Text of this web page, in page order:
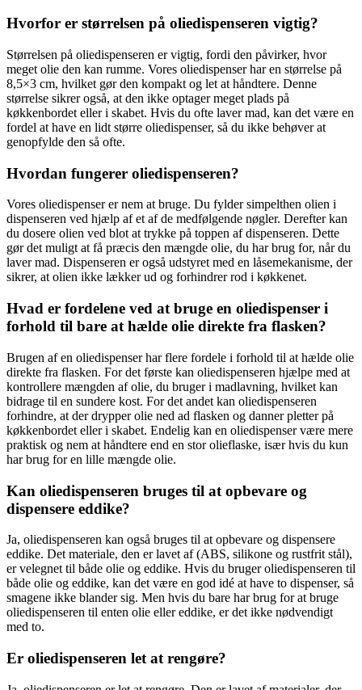
Hvorfor er størrelsen på oliedispenseren vigtig?
Størrelsen på oliedispenseren er vigtig, fordi den påvirker, hvor
meget olie den kan rumme. Vores oliedispenser har en størrelse på
8,5×3 cm, hvilket gør den kompakt og let at håndtere. Denne
størrelse sikrer også, at den ikke optager meget plads på
køkkenbordet eller i skabet. Hvis du ofte laver mad, kan det være en
fordel at have en lidt større oliedispenser, så du ikke behøver at
genopfylde den så ofte.
Hvordan fungerer oliedispenseren?
Vores oliedispenser er nem at bruge. Du fylder simpelthen olien i
dispenseren ved hjælp af et af de medfølgende nøgler. Derefter kan
du dosere olien ved blot at trykke på toppen af dispenseren. Dette
gør det muligt at få præcis den mængde olie, du har brug for, når du
laver mad. Dispenseren er også udstyret med en låsemekanisme, der
sikrer, at olien ikke lækker ud og forhindrer rod i køkkenet.
Hvad er fordelene ved at bruge en oliedispenser i
forhold til bare at hælde olie direkte fra flasken?
Brugen af en oliedispenser har flere fordele i forhold til at hælde olie
direkte fra flasken. For det første kan oliedispenseren hjælpe med at
kontrollere mængden af olie, du bruger i madlavning, hvilket kan
bidrage til en sundere kost. For det andet kan oliedispenseren
forhindre, at der drypper olie ned ad flasken og danner pletter på
køkkenbordet eller i skabet. Endelig kan en oliedispenser være mere
praktisk og nem at håndtere end en stor olieflaske, især hvis du kun
har brug for en lille mængde olie.
Kan oliedispenseren bruges til at opbevare og
dispensere eddike?
Ja, oliedispenseren kan også bruges til at opbevare og dispensere
eddike. Det materiale, den er lavet af (ABS, silikone og rustfrit stål),
er velegnet til både olie og eddike. Hvis du bruger oliedispenseren til
både olie og eddike, kan det være en god idé at have to dispenser, så
smagene ikke blander sig. Men hvis du bare har brug for at bruge
oliedispenseren til enten olie eller eddike, er det ikke nødvendigt
med to.
Er oliedispenseren let at rengøre?